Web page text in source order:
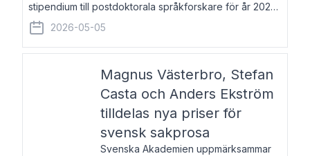
stipendium till postdoktorala språkforskare för år 2026.
Stipendiebeloppet är 75 000 kronor per mottagare.
Anders Agebjörn, född 1984, är universitet
2026-05-05
Magnus Västerbro, Stefan
Casta och Anders Ekström
tilldelas nya priser för
svensk sakprosa
Svenska Akademien uppmärksammar